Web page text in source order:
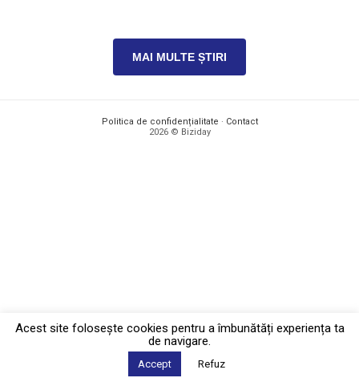
MAI MULTE ȘTIRI
Politica de confidențialitate · Contact
2026 © Biziday
Acest site foloseşte cookies pentru a îmbunătăți experiența ta
de navigare.
Accept Refuz